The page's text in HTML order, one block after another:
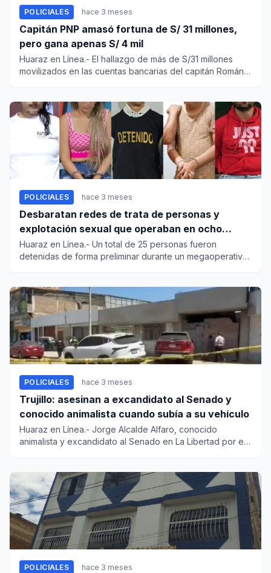
POLICIALES hace 3 meses
Capitán PNP amasó fortuna de S/ 31 millones,
pero gana apenas S/ 4 mil
Huaraz en Línea.- El hallazgo de más de S/31 millones
movilizados en las cuentas bancarias del capitán Román
POLICIALES hace 3 meses
Desbaratan redes de trata de personas y
explotación sexual que operaban en ocho
regiones
Huaraz en Línea.- Un total de 25 personas fueron
detenidas de forma preliminar durante un megaoperativo
POLICIALES hace 3 meses
Trujillo: asesinan a excandidato al Senado y
conocido animalista cuando subía a su vehículo
Huaraz en Línea.- Jorge Alcalde Alfaro, conocido
animalista y excandidato al Senado en La Libertad por el
POLICIALES hace 3 meses